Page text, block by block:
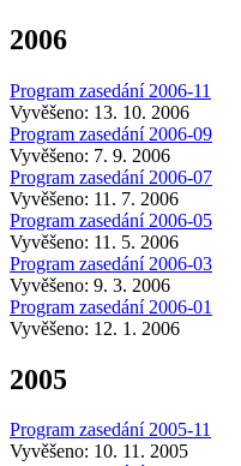
2006
Program zasedání 2006-11
Vyvěšeno: 13. 10. 2006
Program zasedání 2006-09
Vyvěšeno: 7. 9. 2006
Program zasedání 2006-07
Vyvěšeno: 11. 7. 2006
Program zasedání 2006-05
Vyvěšeno: 11. 5. 2006
Program zasedání 2006-03
Vyvěšeno: 9. 3. 2006
Program zasedání 2006-01
Vyvěšeno: 12. 1. 2006
2005
Program zasedání 2005-11
Vyvěšeno: 10. 11. 2005